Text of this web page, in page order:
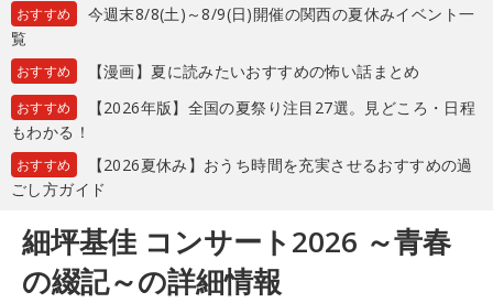
おすすめ
今週末8/8(土)～8/9(日)開催の関西の夏休みイベント一
覧
おすすめ 【漫画】夏に読みたいおすすめの怖い話まとめ
おすすめ
【2026年版】全国の夏祭り注目27選。見どころ・日程
もわかる！
おすすめ
【2026夏休み】おうち時間を充実させるおすすめの過
ごし方ガイド
細坪基佳 コンサート2026 ～青春
の綴記～の詳細情報